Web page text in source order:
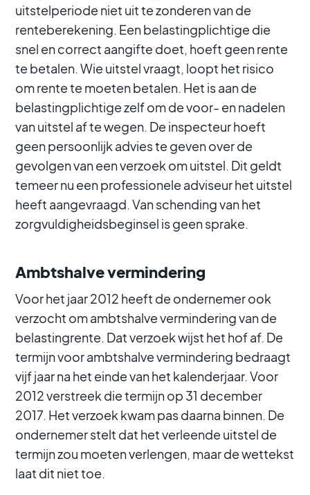
uitstelperiode niet uit te zonderen van de
renteberekening. Een belastingplichtige die
snel en correct aangifte doet, hoeft geen rente
te betalen. Wie uitstel vraagt, loopt het risico
om rente te moeten betalen. Het is aan de
belastingplichtige zelf om de voor- en nadelen
van uitstel af te wegen. De inspecteur hoeft
geen persoonlijk advies te geven over de
gevolgen van een verzoek om uitstel. Dit geldt
temeer nu een professionele adviseur het uitstel
heeft aangevraagd. Van schending van het
zorgvuldigheidsbeginsel is geen sprake.
Ambtshalve vermindering
Voor het jaar 2012 heeft de ondernemer ook
verzocht om ambtshalve vermindering van de
belastingrente. Dat verzoek wijst het hof af. De
termijn voor ambtshalve vermindering bedraagt
vijf jaar na het einde van het kalenderjaar. Voor
2012 verstreek die termijn op 31 december
2017. Het verzoek kwam pas daarna binnen. De
ondernemer stelt dat het verleende uitstel de
termijn zou moeten verlengen, maar de wettekst
laat dit niet toe.